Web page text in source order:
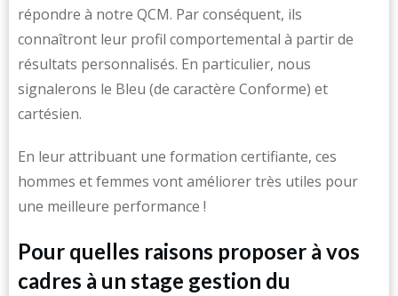
répondre à notre QCM. Par conséquent, ils
connaîtront leur profil comportemental à partir de
résultats personnalisés. En particulier, nous
signalerons le Bleu (de caractère Conforme) et
cartésien.
En leur attribuant une formation certifiante, ces
hommes et femmes vont améliorer très utiles pour
une meilleure performance !
Pour quelles raisons proposer à vos
cadres à un stage gestion du